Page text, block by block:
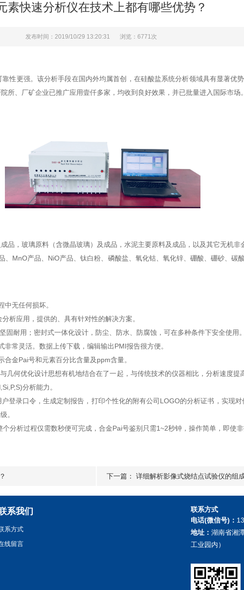
素快速分析仪在技术上都有哪些优势？
发布时间：2019/10/29 13:20:31 浏览：6771次
性更强。该分析手段在国内外均属首创，在硅酸盐系统分析领域具有显著优
所、厂矿企业已推广应用壹仟多家，均收到良好效果，并已批量进入国际市场。
，玻璃原料（含微晶玻璃）及成品，水泥主要原料及成品，以及其它无机非
产品、NiO产品、钛白粉、磷酸盐、氧化钴、氧化锌、硼酸、硼砂、碳
无任何损坏。
应用，提供的、具有针对性的解决方案。
耐用；密封式一体化设计，防尘、防水、防腐蚀，可在多种条件下安全使用。
常灵活。数据上传下载，编辑输出PMI报告很方便。
金Pai号和元素百分比含量及ppm含量。
何优化设计思想有机地结合在了一起，与传统技术的仪器相比，分析速度提
分析能力。
录口令，生成定制报告，打印个性化的附有公司LOGO的分析证书，实现对
。
析过程仅需数秒便可完成，合金Pai号鉴别只需1~2秒钟，操作简单，即使非
下一篇： 详细解析影像式烧结点试验仪的组
系我们
系方式
线留言
联系方式
电话(微信号)：
地址： 湖南省湘
工业园内）